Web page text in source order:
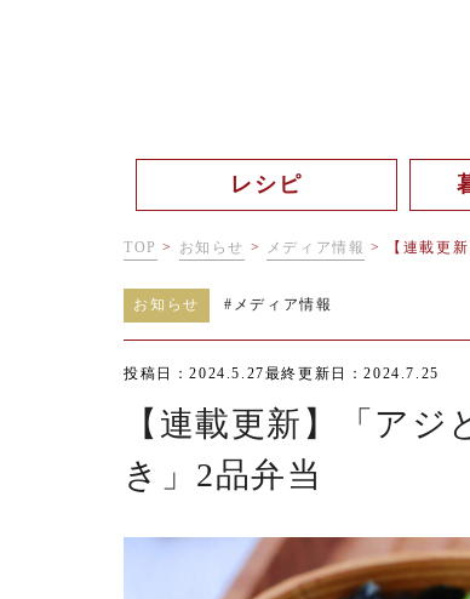
レシピ
TOP > お知らせ > メディア情報 > 【連載更
お知らせ # メディア情報
投稿日：2024.5.27最終更新日：2024.7.25
【連載更新】「ア
き」2品弁当